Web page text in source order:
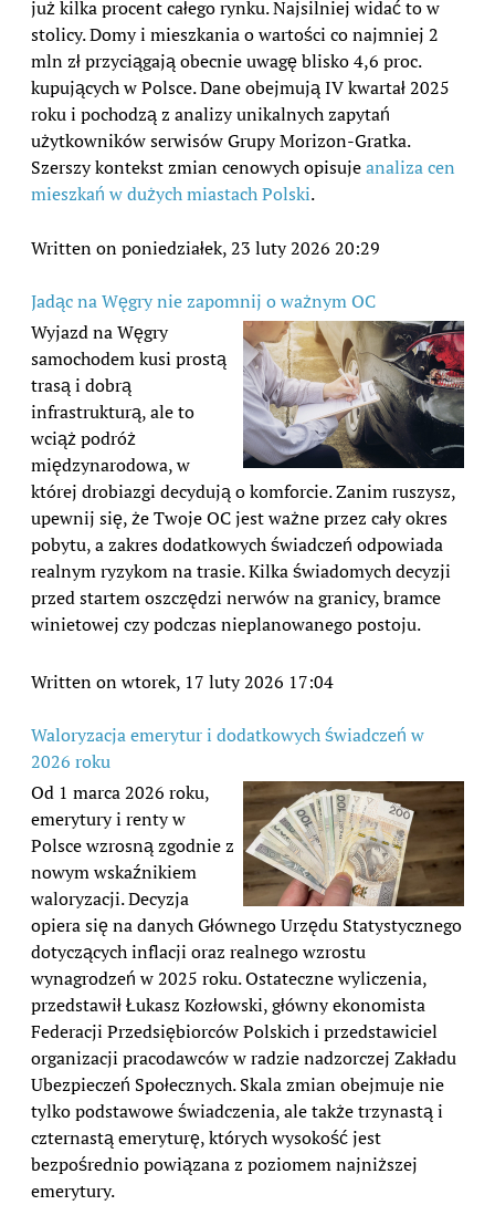
już kilka procent całego rynku. Najsilniej widać to w
stolicy. Domy i mieszkania o wartości co najmniej 2
mln zł przyciągają obecnie uwagę blisko 4,6 proc.
kupujących w Polsce. Dane obejmują IV kwartał 2025
roku i pochodzą z analizy unikalnych zapytań
użytkowników serwisów Grupy Morizon-Gratka.
Szerszy kontekst zmian cenowych opisujeanaliza cen
mieszkań w dużych miastach Polski.
Written on poniedziałek, 23 luty 2026 20:29
Jadąc na Węgry nie zapomnij o ważnym OC
Wyjazd na Węgry
samochodem kusi prostą
trasą i dobrą
infrastrukturą, ale to
wciąż podróż
międzynarodowa, w
której drobiazgi decydują o komforcie. Zanim ruszysz,
upewnij się, że Twoje OC jest ważne przez cały okres
pobytu, a zakres dodatkowych świadczeń odpowiada
realnym ryzykom na trasie. Kilka świadomych decyzji
przed startem oszczędzi nerwów na granicy, bramce
winietowej czy podczas nieplanowanego postoju.
Written on wtorek, 17 luty 2026 17:04
Waloryzacja emerytur i dodatkowych świadczeń w
2026 roku
Od 1 marca 2026 roku,
emerytury i renty w
Polsce wzrosną zgodnie z
nowym wskaźnikiem
waloryzacji. Decyzja
opiera się na danych Głównego Urzędu Statystycznego
dotyczących inflacji oraz realnego wzrostu
wynagrodzeń w 2025 roku. Ostateczne wyliczenia,
przedstawił Łukasz Kozłowski, główny ekonomista
Federacji Przedsiębiorców Polskich i przedstawiciel
organizacji pracodawców w radzie nadzorczej Zakładu
Ubezpieczeń Społecznych. Skala zmian obejmuje nie
tylko podstawowe świadczenia, ale także trzynastą i
czternastą emeryturę, których wysokość jest
bezpośrednio powiązana z poziomem najniższej
emerytury.